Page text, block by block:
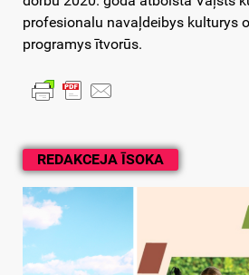
REDAKCEJA ĪSOKA
profesionalu navaļdeibys kulturys
programys ītvorūs.